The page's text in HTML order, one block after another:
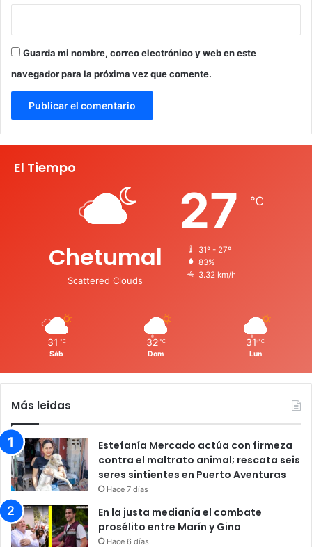
Guarda mi nombre, correo electrónico y web en este
navegador para la próxima vez que comente.
El Tiempo
Chetumal
Scattered Clouds
27 ℃
31º - 27º
83%
3.32 km/h
31 ℃
Sáb
32 ℃
Dom
31 ℃
Lun
Más leidas
Estefanía Mercado actúa con firmeza
contra el maltrato animal; rescata seis
seres sintientes en Puerto Aventuras
Hace 7 días
En la justa medianía el combate
prosélito entre Marín y Gino
Hace 6 días